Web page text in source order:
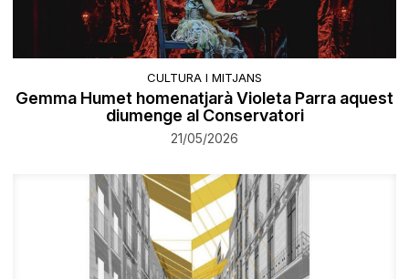
CULTURA I MITJANS
Gemma Humet homenatjarà Violeta Parra aquest
diumenge al Conservatori
21/05/2026